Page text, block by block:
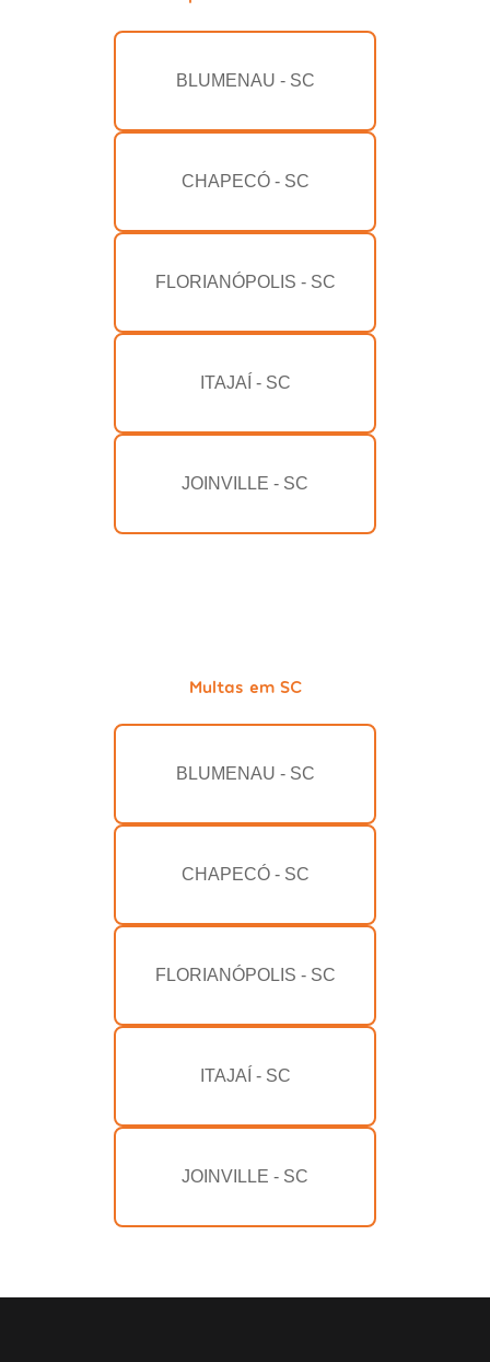
BLUMENAU - SC
CHAPECÓ - SC
FLORIANÓPOLIS - SC
ITAJAÍ - SC
JOINVILLE - SC
Multas em SC
BLUMENAU - SC
CHAPECÓ - SC
FLORIANÓPOLIS - SC
ITAJAÍ - SC
JOINVILLE - SC